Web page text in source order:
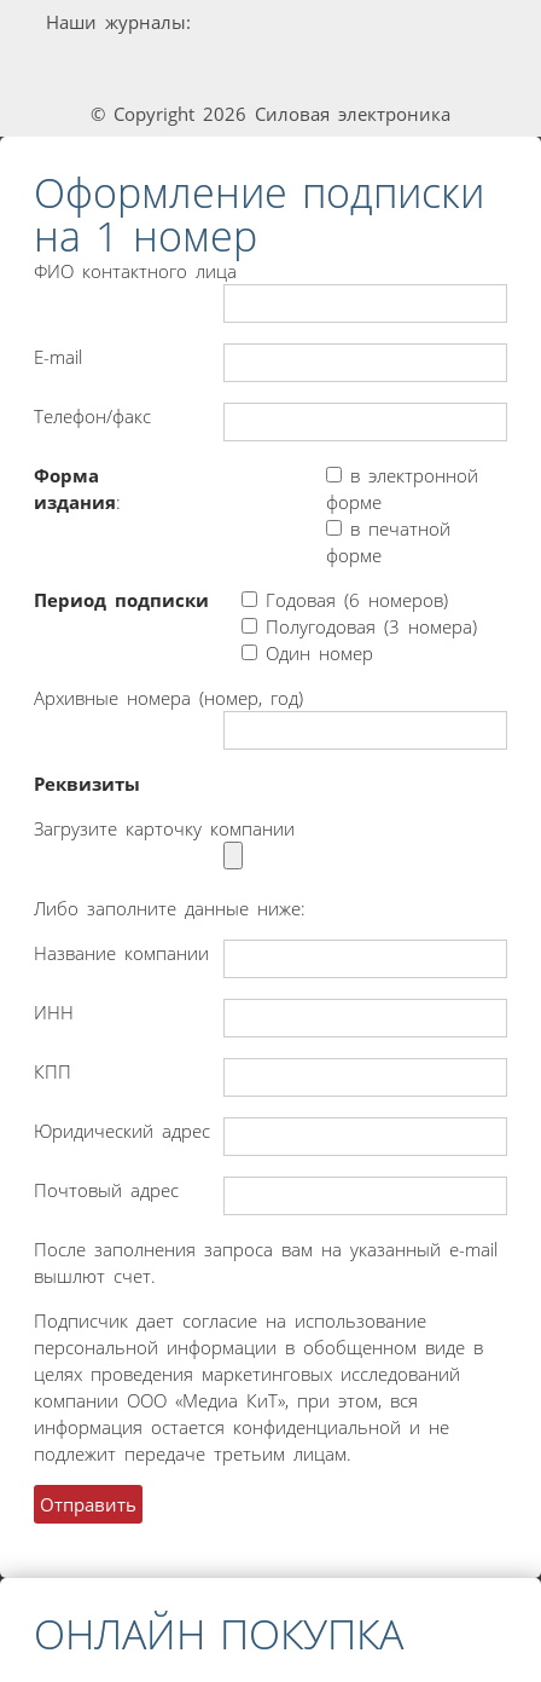
Наши журналы:
© Copyright 2026 Силовая электроника
Оформление подписки
на 1 номер
ФИО контактного лица
E-mail
Телефон/факс
Форма
издания:
в электронной
форме
в печатной
форме
Период подписки
Годовая (6 номеров)
Полугодовая (3 номера)
Один номер
Архивные номера (номер, год)
Реквизиты
Загрузите карточку компании
Либо заполните данные ниже:
Название компании
ИНН
КПП
Юридический адрес
Почтовый адрес
После заполнения запроса вам на указанный e-mail
вышлют счет.
Подписчик дает согласие на использование
персональной информации в обобщенном виде в
целях проведения маркетинговых исследований
компании ООО «Медиа КиТ», при этом, вся
информация остается конфиденциальной и не
подлежит передаче третьим лицам.
ОНЛАЙН ПОКУПКА